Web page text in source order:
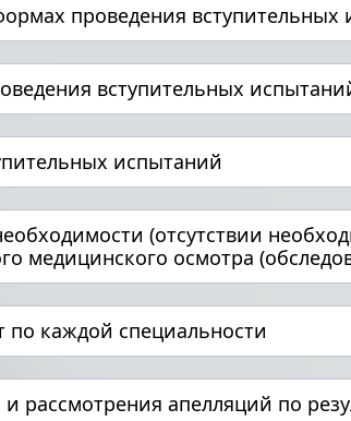
проведения вступительных
вступительных
испытаний
(отсутствии
медицинского осмотра
по каждой специальности
рассмотрения апелляций по